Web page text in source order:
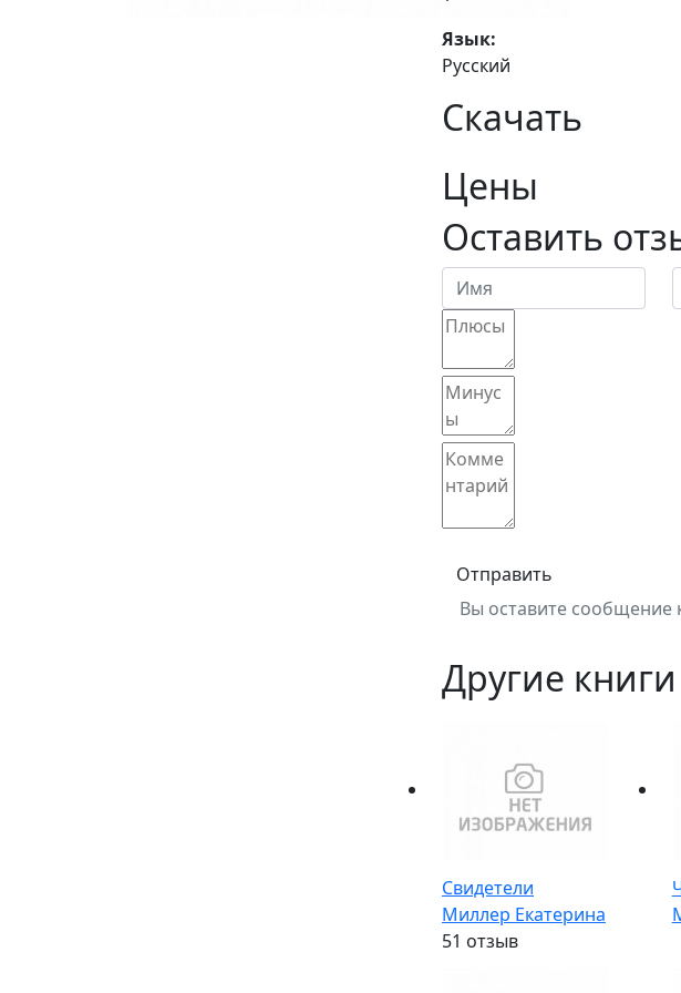
Язык:
Русский
Скачать
Цены
Оставить
Отправить
Вы оставите сообщение
Другие
Свидетели
Миллер Екатерина
51 отзыв